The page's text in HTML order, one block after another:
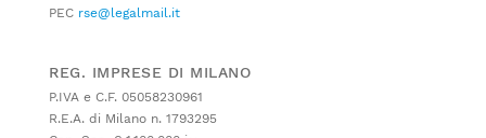
PEC rse@legalmail.it
REG. IMPRESE DI MILANO
P.IVA e C.F. 05058230961
R.E.A. di Milano n. 1793295